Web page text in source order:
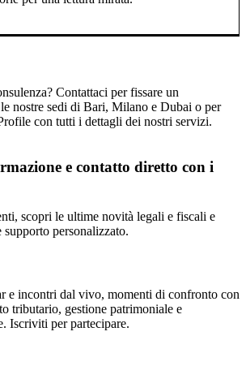
Contattaci per fissare un
nostre sedi di Bari, Milano e Dubai o per
con tutti i dettagli dei nostri servizi.
e contatto diretto con i
scopri le ultime novità legali e fiscali e
personalizzato.
e incontri dal vivo, momenti di confronto con
tributario, gestione patrimoniale e
Iscriviti per partecipare.